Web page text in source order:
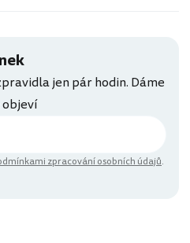
jen pár hodin. Dáme
zpracování osobních údajů.